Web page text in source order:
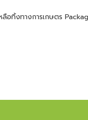
หลือทิ้งทางการเกษตร